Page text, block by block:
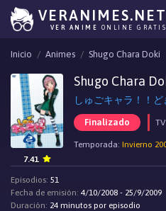
VERANIMES.NET
VER ANIME ONLINE GRATIS
Inicio Animes Shugo Chara Doki
Shugo Chara
しゅごキャラ！！ど
Finalizado TV
Temporada: Invierno
7.41
Episodios: 51
Fecha de emisión: 4/10/2008 - 25/9/2009
Duración: 24 minutos por episodio